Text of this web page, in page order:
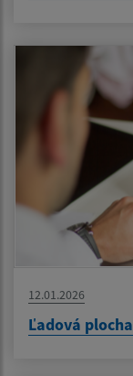
12.01.2026
Ľadová plocha